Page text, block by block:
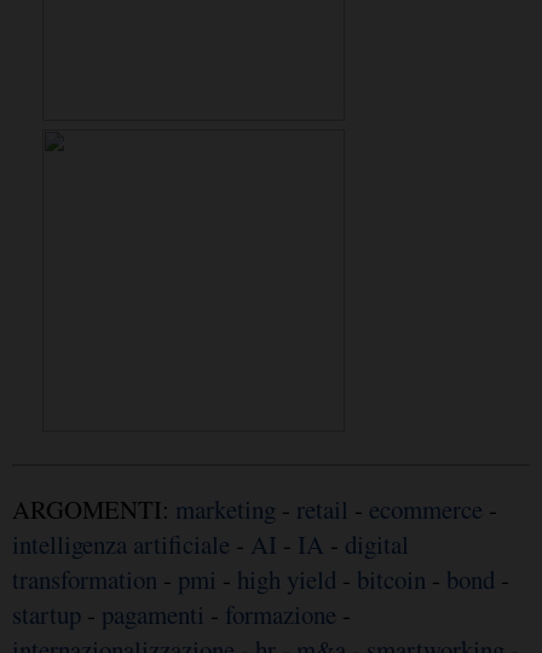
ARGOMENTI: marketing - retail - ecommerce -
intelligenza artificiale - AI - IA - digital
transformation - pmi - high yield - bitcoin - bond -
startup - pagamenti - formazione -